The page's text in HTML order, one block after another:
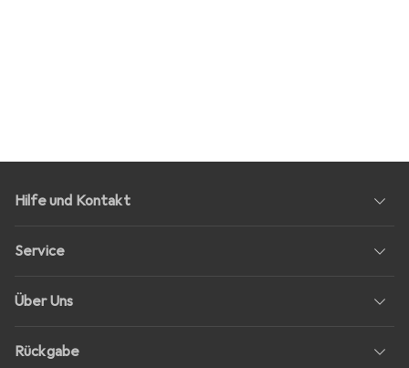
Hilfe und Kontakt
Service
Über Uns
Rückgabe